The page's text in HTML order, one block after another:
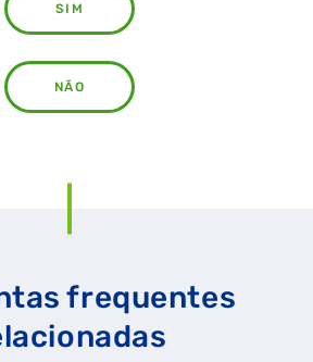
SIM
NÃO
frequentes